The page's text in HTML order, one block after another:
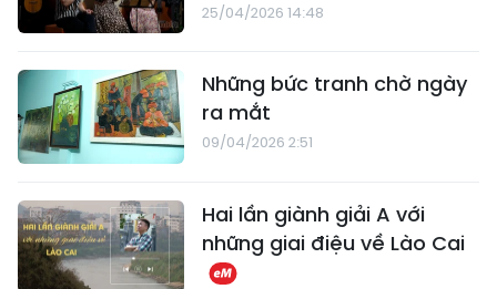
25/04/2026 14:48
Những bức tranh chờ ngày
ra mắt
09/04/2026 2:51
Hai lần giành giải A với
những giai điệu về Lào Cai